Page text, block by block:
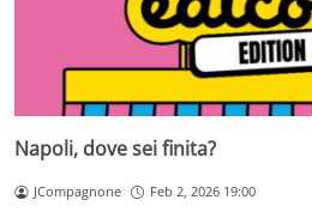
Napoli, dove sei finita?
JCompagnone Feb 2, 2026 19:00